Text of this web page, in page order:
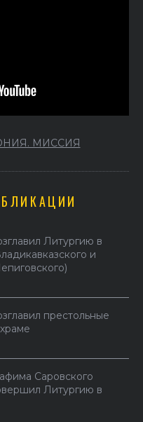
МИССИЯ
Литургию в
и
престольные
Саровского
Литургию в